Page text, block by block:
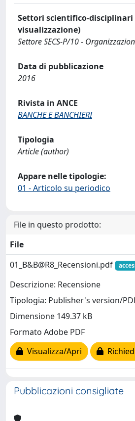
Settori scientifico-
visualizzazione)
Settore SECS-P/10 -
Data di pubblicazione
2016
Rivista in ANCE
BANCHE E BANCHIERI
Tipologia
Article (author)
Appare nelle tipologie:
01 - Articolo su periodico
File in questo prodotto:
File
01_B&B@R8_Recensioni.pdf
Descrizione: Recensione
Tipologia: Publisher's version/
Dimensione 149.37 kB
Formato Adobe PDF
Visualizza/Apri
Pubblicazioni consigliate